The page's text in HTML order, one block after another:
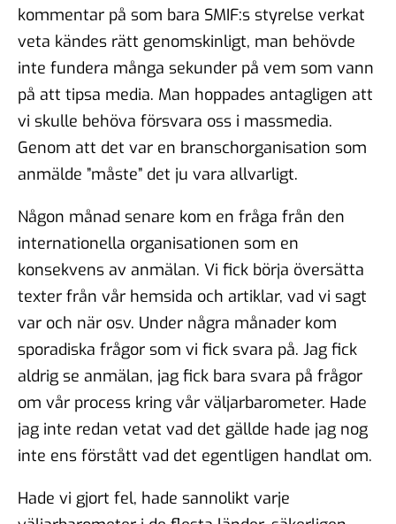
kommentar på som bara SMIF:s styrelse verkat
veta kändes rätt genomskinligt, man behövde
inte fundera många sekunder på vem som vann
på att tipsa media. Man hoppades antagligen att
vi skulle behöva försvara oss i massmedia.
Genom att det var en branschorganisation som
anmälde ”måste” det ju vara allvarligt.
Någon månad senare kom en fråga från den
internationella organisationen som en
konsekvens av anmälan. Vi fick börja översätta
texter från vår hemsida och artiklar, vad vi sagt
var och när osv. Under några månader kom
sporadiska frågor som vi fick svara på. Jag fick
aldrig se anmälan, jag fick bara svara på frågor
om vår process kring vår väljarbarometer. Hade
jag inte redan vetat vad det gällde hade jag nog
inte ens förstått vad det egentligen handlat om.
Hade vi gjort fel, hade sannolikt varje